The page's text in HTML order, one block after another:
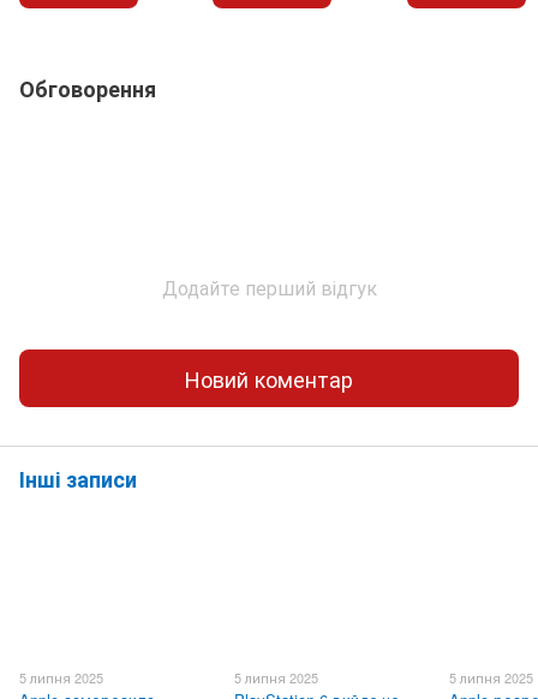
Обговорення
Додайте перший відгук
Новий коментар
Інші записи
5 липня 2025 5 липня 2025 5 липня 2025